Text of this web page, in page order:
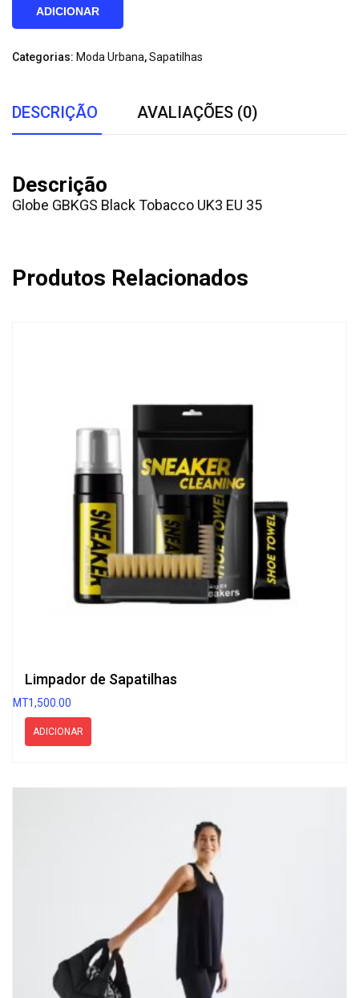
de
No.35
GBKGS
ADICIONAR
Categorias: Moda Urbana,Sapatilhas
DESCRIÇÃO AVALIAÇÕES (0)
Descrição
Globe GBKGS Black Tobacco UK3 EU 35
Produtos Relacionados
Limpador de Sapatilhas
MT1,500.00
ADICIONAR